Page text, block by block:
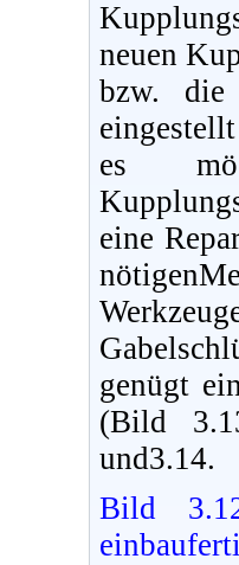
neuen
bzw. die
es
eine
genügt
(Bild
und3.14.
Bild